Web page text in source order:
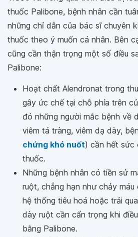
thuốc Palibone, bệnh nhân cần
những chỉ dẫn của bác sĩ chuyên
thuốc theo ý muốn cá nhân. Bên
cũng cần thận trọng một số điều
Palibone:
Hoạt chất Alendronat trong
gây ức chế tại chỗ phía trên
đó những người mắc bệnh về
viêm tá tràng, viêm dạ dày,
chứng khó nuốt) cần hết sức
thuốc.
Những bệnh nhân có tiền sử
ruột, chẳng hạn như chảy
hệ thống tiêu hoá hoặc trải
dày ruột cần cẩn trọng khi
bằng Palibone.